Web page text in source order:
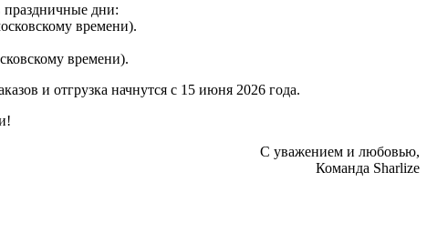
дни:
времени).
времени).
и отгрузка начнутся с 15 июня 2026 года.
С уважением и любовью,
Команда Sharlize